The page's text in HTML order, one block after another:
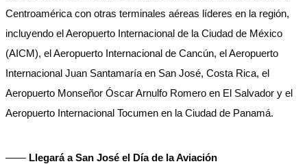
Centroamérica con otras terminales aéreas líderes en la región,
incluyendo el Aeropuerto Internacional de la Ciudad de México
(AICM), el Aeropuerto Internacional de Cancún, el Aeropuerto
Internacional Juan Santamaría en San José, Costa Rica, el
Aeropuerto Monseñor Óscar Arnulfo Romero en El Salvador y el
Aeropuerto Internacional Tocumen en la Ciudad de Panamá.
—— Llegará a San José el Día de la Aviación